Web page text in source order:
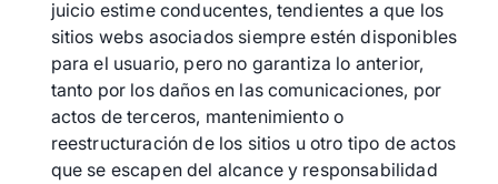
juicio estime conducentes, tendientes a que los
sitios webs asociados siempre estén disponibles
para el usuario, pero no garantiza lo anterior,
tanto por los daños en las comunicaciones, por
actos de terceros, mantenimiento o
reestructuración de los sitios u otro tipo de actos
que se escapen del alcance y responsabilidad